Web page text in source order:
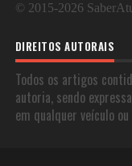
© 2015-2026
DIREITOS AUTORAIS
Todos os artigos
autoria, sendo
em qualquer veículo